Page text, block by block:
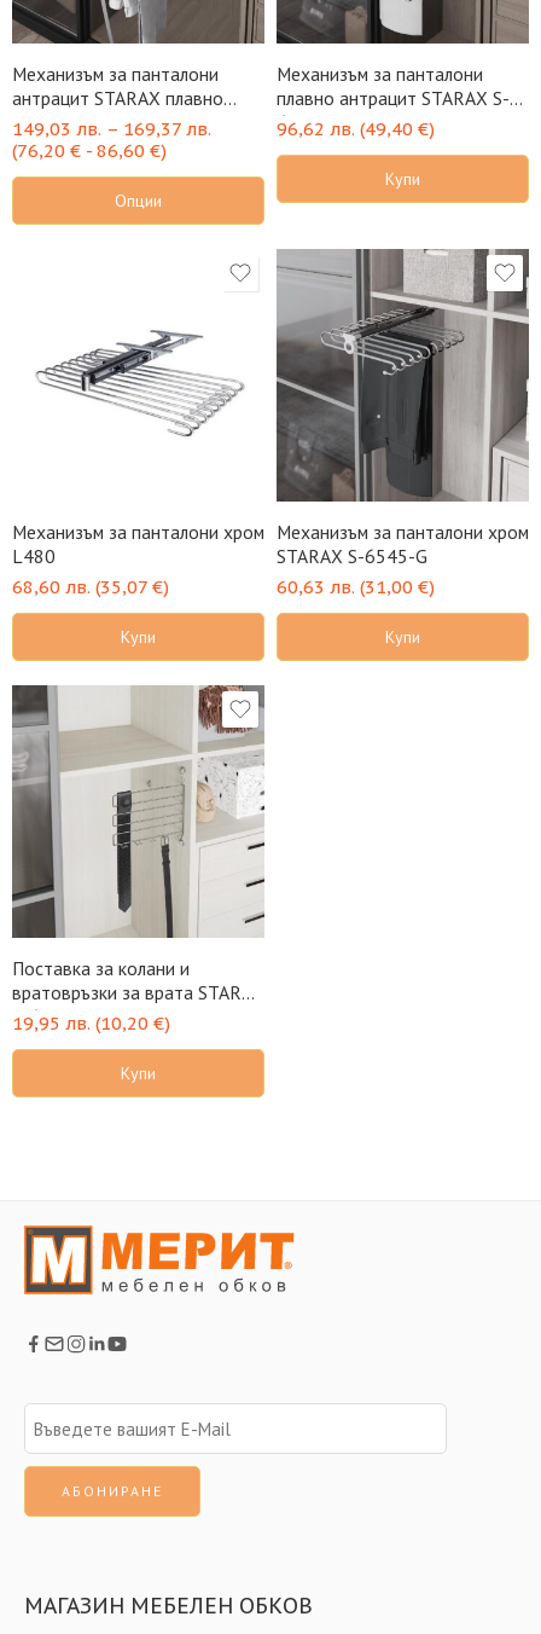
Механизъм за панталони
антрацит STARAX плавно
Blum
149,03 лв. – 169,37 лв.
(76,20 € - 86,60 €)
Опции
Механизъм за панталони
плавно антрацит STARAX S-
6722-A
96,62 лв. (49,40 €)
Купи
Механизъм за панталони хром
L480
68,60 лв. (35,07 €)
Купи
Механизъм за панталони хром
STARAX S-6545-G
60,63 лв. (31,00 €)
Купи
Поставка за колани и
вратовръзки за врата STARAX
S-6054
19,95 лв. (10,20 €)
Купи
МАГАЗИН МЕБЕЛЕН ОБКОВ